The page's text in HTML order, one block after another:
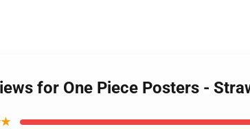
for One Piece Posters -